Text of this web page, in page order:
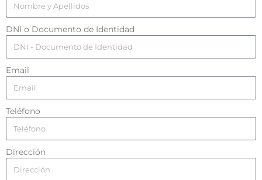
DNI o Documento de Identidad
Email
Teléfono
Dirección